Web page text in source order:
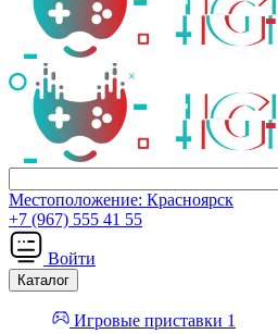
Местоположение: Красноярск
+7 (967) 555 41 55
Войти
Каталог
Игровые приставки 1